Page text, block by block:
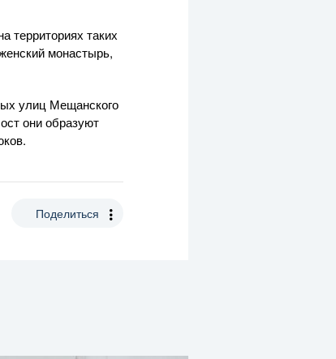
территориях таких
монастырь,
улиц Мещанского
они образуют
Поделиться